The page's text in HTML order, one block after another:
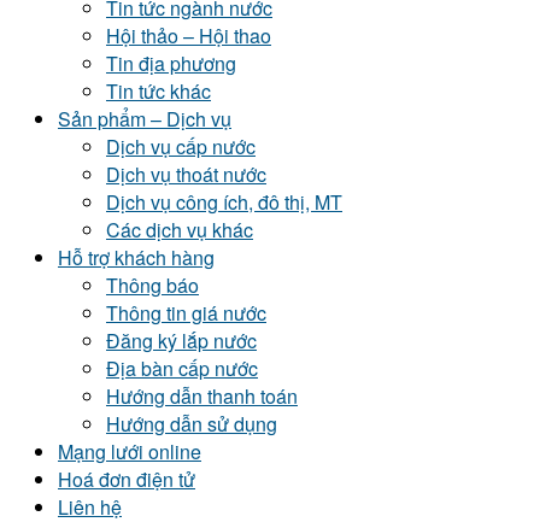
Tin tức ngành nước
Hội thảo – Hội thao
Tin địa phương
Tin tức khác
Sản phẩm – Dịch vụ
Dịch vụ cấp nước
Dịch vụ thoát nước
Dịch vụ công ích, đô thị, MT
Các dịch vụ khác
Hỗ trợ khách hàng
Thông báo
Thông tin giá nước
Đăng ký lắp nước
Địa bàn cấp nước
Hướng dẫn thanh toán
Hướng dẫn sử dụng
Mạng lưới online
Hoá đơn điện tử
Liên hệ